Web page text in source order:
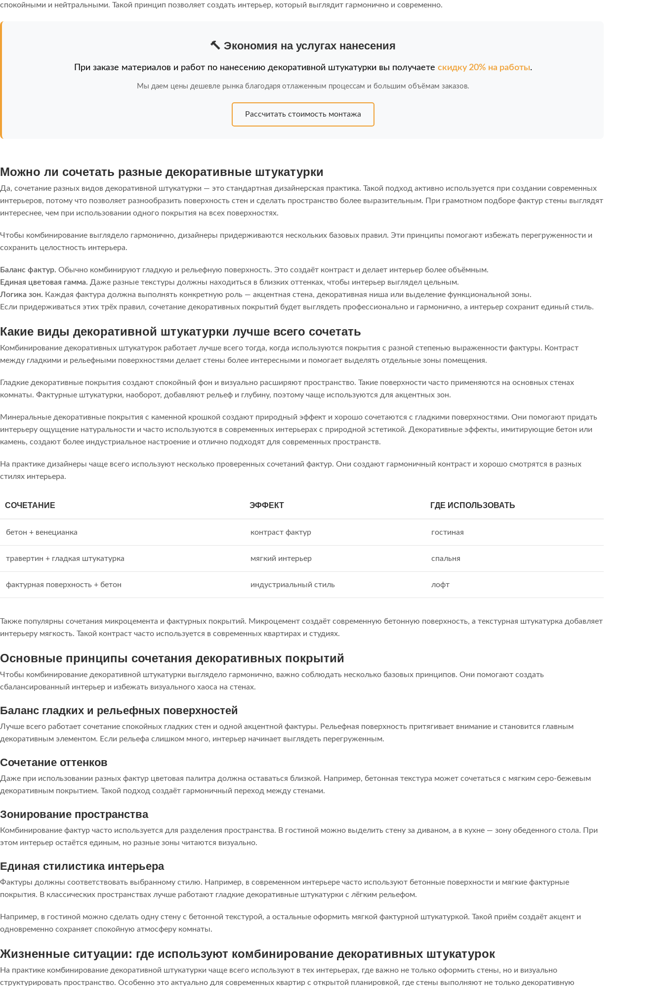
спокойными и нейтральными. Такой принцип позволяет создать интерьер, который выглядит гармонично и современно.
🔨 Экономия на услугах нанесения
При заказе материалов и работ по нанесению декоративной штукатурки вы получаете скидку 20% на работы.
Мы даем цены дешевле рынка благодаря отлаженным процессам и большим объёмам заказов.
Рассчитать стоимость монтажа
Можно ли сочетать разные декоративные штукатурки
Да, сочетание разных видов декоративной штукатурки — это стандартная дизайнерская практика. Такой подход активно используется при создании современных
интерьеров, потому что позволяет разнообразить поверхность стен и сделать пространство более выразительным. При грамотном подборе фактур стены выглядят
интереснее, чем при использовании одного покрытия на всех поверхностях.
Чтобы комбинирование выглядело гармонично, дизайнеры придерживаются нескольких базовых правил. Эти принципы помогают избежать перегруженности и
сохранить целостность интерьера.
Баланс фактур. Обычно комбинируют гладкую и рельефную поверхность. Это создаёт контраст и делает интерьер более объёмным.
Единая цветовая гамма. Даже разные текстуры должны находиться в близких оттенках, чтобы интерьер выглядел цельным.
Логика зон. Каждая фактура должна выполнять конкретную роль — акцентная стена, декоративная ниша или выделение функциональной зоны.
Если придерживаться этих трёх правил, сочетание декоративных покрытий будет выглядеть профессионально и гармонично, а интерьер сохранит единый стиль.
Какие виды декоративной штукатурки лучше всего сочетать
Комбинирование декоративных штукатурок работает лучше всего тогда, когда используются покрытия с разной степенью выраженности фактуры. Контраст
между гладкими и рельефными поверхностями делает стены более интересными и помогает выделять отдельные зоны помещения.
Гладкие декоративные покрытия создают спокойный фон и визуально расширяют пространство. Такие поверхности часто применяются на основных стенах
комнаты. Фактурные штукатурки, наоборот, добавляют рельеф и глубину, поэтому чаще используются для акцентных зон.
Минеральные декоративные покрытия с каменной крошкой создают природный эффект и хорошо сочетаются с гладкими поверхностями. Они помогают придать
интерьеру ощущение натуральности и часто используются в современных интерьерах с природной эстетикой. Декоративные эффекты, имитирующие бетон или
камень, создают более индустриальное настроение и отлично подходят для современных пространств.
На практике дизайнеры чаще всего используют несколько проверенных сочетаний фактур. Они создают гармоничный контраст и хорошо смотрятся в разных
стилях интерьера.
СОЧЕТАНИЕ ЭФФЕКТ ГДЕ ИСПОЛЬЗОВАТЬ
бетон + венецианка контраст фактур гостиная
травертин + гладкая штукатурка мягкий интерьер спальня
фактурная поверхность + бетон индустриальный стиль лофт
Также популярны сочетания микроцемента и фактурных покрытий. Микроцемент создаёт современную бетонную поверхность, а текстурная штукатурка добавляет
интерьеру мягкость. Такой контраст часто используется в современных квартирах и студиях.
Основные принципы сочетания декоративных покрытий
Чтобы комбинирование декоративной штукатурки выглядело гармонично, важно соблюдать несколько базовых принципов. Они помогают создать
сбалансированный интерьер и избежать визуального хаоса на стенах.
Баланс гладких и рельефных поверхностей
Лучше всего работает сочетание спокойных гладких стен и одной акцентной фактуры. Рельефная поверхность притягивает внимание и становится главным
декоративным элементом. Если рельефа слишком много, интерьер начинает выглядеть перегруженным.
Сочетание оттенков
Даже при использовании разных фактур цветовая палитра должна оставаться близкой. Например, бетонная текстура может сочетаться с мягким серо-бежевым
декоративным покрытием. Такой подход создаёт гармоничный переход между стенами.
Зонирование пространства
Комбинирование фактур часто используется для разделения пространства. В гостиной можно выделить стену за диваном, а в кухне — зону обеденного стола. При
этом интерьер остаётся единым, но разные зоны читаются визуально.
Единая стилистика интерьера
Фактуры должны соответствовать выбранному стилю. Например, в современном интерьере часто используют бетонные поверхности и мягкие фактурные
покрытия. В классических пространствах лучше работают гладкие декоративные штукатурки с лёгким рельефом.
Например, в гостиной можно сделать одну стену с бетонной текстурой, а остальные оформить мягкой фактурной штукатуркой. Такой приём создаёт акцент и
одновременно сохраняет спокойную атмосферу комнаты.
Жизненные ситуации: где используют комбинирование декоративных штукатурок
На практике комбинирование декоративной штукатурки чаще всего используют в тех интерьерах, где важно не только оформить стены, но и визуально
структурировать пространство. Особенно это актуально для современных квартир с открытой планировкой, где стены выполняют не только декоративную